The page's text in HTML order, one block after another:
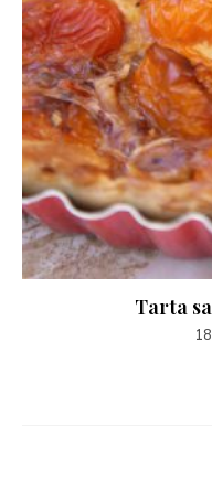
Tarta